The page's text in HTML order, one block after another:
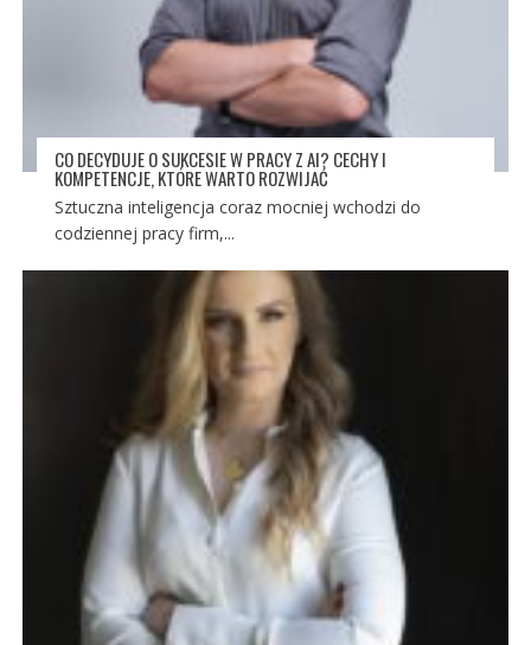
CO DECYDUJE O SUKCESIE W PRACY Z AI? CECHY I
KOMPETENCJE, KTÓRE WARTO ROZWIJAĆ
Sztuczna inteligencja coraz mocniej wchodzi do
codziennej pracy firm,...